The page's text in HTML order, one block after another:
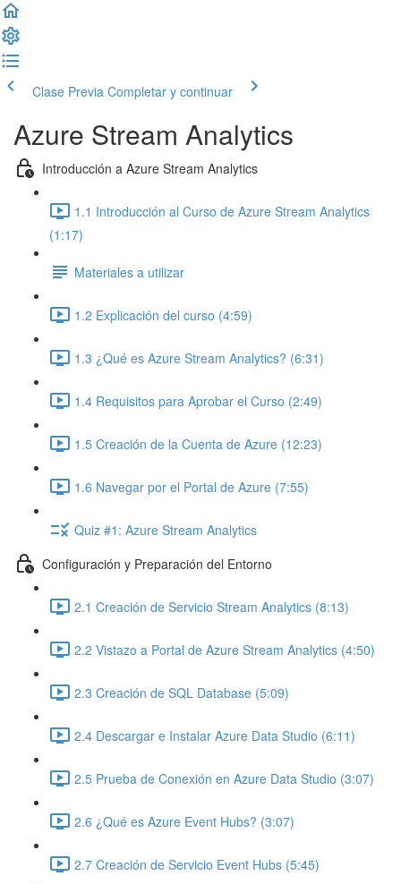
Clase Previa Completar y continuar
Azure Stream Analytics
Introducción a Azure Stream Analytics
1.1 Introducción al Curso de Azure Stream Analytics
(1:17)
Materiales a utilizar
1.2 Explicación del curso (4:59)
1.3 ¿Qué es Azure Stream Analytics? (6:31)
1.4 Requisitos para Aprobar el Curso (2:49)
1.5 Creación de la Cuenta de Azure (12:23)
1.6 Navegar por el Portal de Azure (7:55)
Quiz #1: Azure Stream Analytics
Configuración y Preparación del Entorno
2.1 Creación de Servicio Stream Analytics (8:13)
2.2 Vistazo a Portal de Azure Stream Analytics (4:50)
2.3 Creación de SQL Database (5:09)
2.4 Descargar e Instalar Azure Data Studio (6:11)
2.5 Prueba de Conexión en Azure Data Studio (3:07)
2.6 ¿Qué es Azure Event Hubs? (3:07)
2.7 Creación de Servicio Event Hubs (5:45)